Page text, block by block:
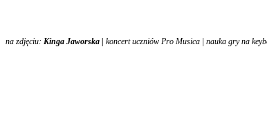
na zdjęciu: Kinga Jaworska | koncert uczniów Pro Musica | nauka gry na